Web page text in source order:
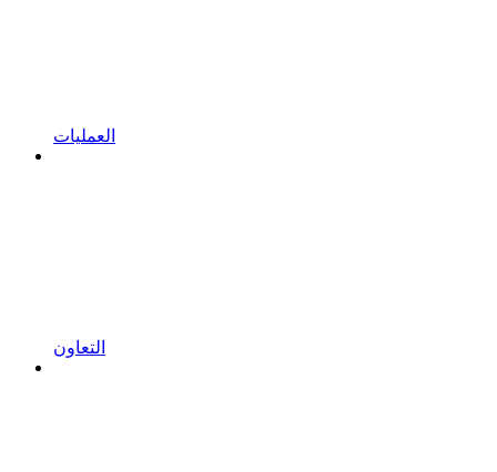
العمليات
التعاون